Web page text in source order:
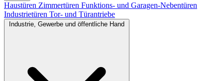
Haustüren Zimmertüren Funktions- und Garagen-Nebentüren
Industrietüren Tor- und Türantriebe